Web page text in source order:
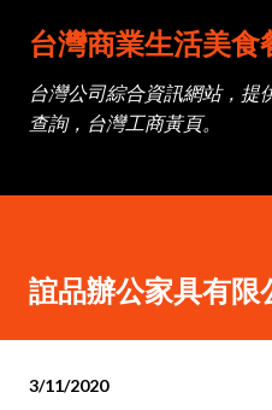
跳到主
台灣商業生活美食
台灣公司綜合資訊網站，提
查詢，台灣工商黃頁。
誼品辦公家具有限
3/11/2020